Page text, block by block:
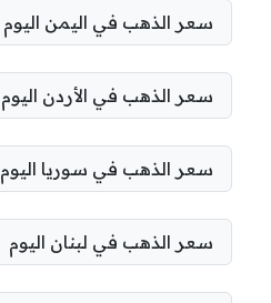
سعر الذهب في اليمن اليوم
سعر الذهب في الأردن اليوم
سعر الذهب في سوريا اليوم
سعر الذهب في لبنان اليوم